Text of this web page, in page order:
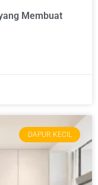
Membuat
DAPUR KECIL